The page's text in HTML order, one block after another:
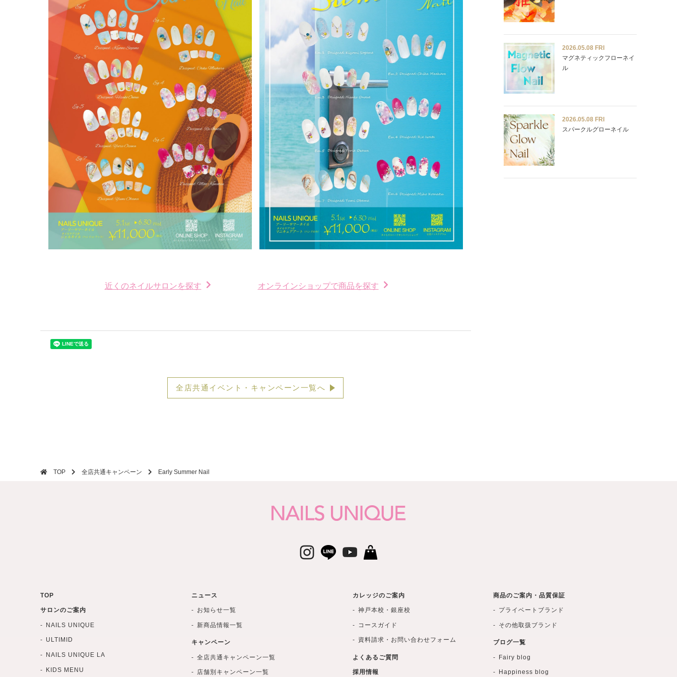
近くのネイルサロンを探す オンラインショップで商品を探す
全店共通イベント・キャンペーン一覧へ
2026.05.08 FRI
マグネティックフローネイ
ル
2026.05.08 FRI
スパークルグローネイル
TOP 全店共通キャンペーン Early Summer Nail
TOP
サロンのご案内
NAILS UNIQUE
ULTIMID
NAILS UNIQUE LA
KIDS MENU
ニュース
お知らせ一覧
新商品情報一覧
キャンペーン
全店共通キャンペーン一覧
店舗別キャンペーン一覧
カレッジのご案内
神戸本校・銀座校
コースガイド
資料請求・お問い合わせフォーム
よくあるご質問
採用情報
商品のご案内・品質保証
プライベートブランド
その他取扱ブランド
ブログ一覧
Fairy blog
Happiness blog